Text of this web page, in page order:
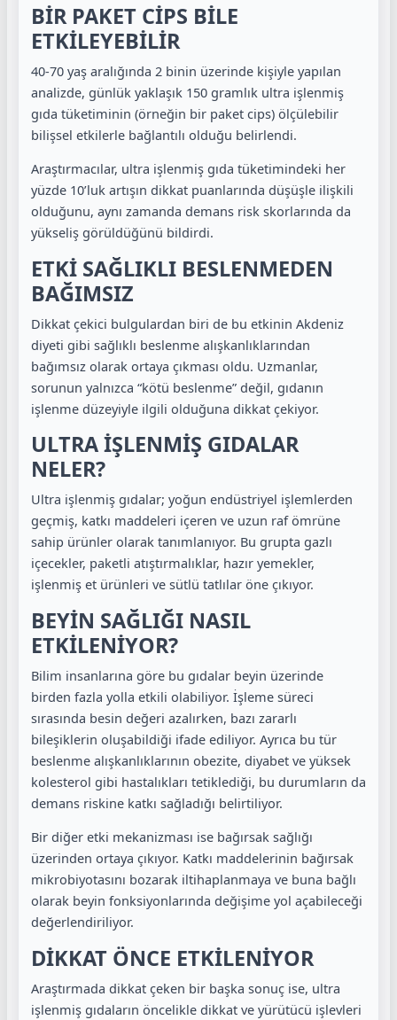
BİR PAKET CİPS BİLE
ETKİLEYEBİLİR
40-70 yaş aralığında 2 binin üzerinde kişiyle yapılan
analizde, günlük yaklaşık 150 gramlık ultra işlenmiş
gıda tüketiminin (örneğin bir paket cips) ölçülebilir
bilişsel etkilerle bağlantılı olduğu belirlendi.
Araştırmacılar, ultra işlenmiş gıda tüketimindeki her
yüzde 10’luk artışın dikkat puanlarında düşüşle ilişkili
olduğunu, aynı zamanda demans risk skorlarında da
yükseliş görüldüğünü bildirdi.
ETKİ SAĞLIKLI BESLENMEDEN
BAĞIMSIZ
Dikkat çekici bulgulardan biri de bu etkinin Akdeniz
diyeti gibi sağlıklı beslenme alışkanlıklarından
bağımsız olarak ortaya çıkması oldu. Uzmanlar,
sorunun yalnızca “kötü beslenme” değil, gıdanın
işlenme düzeyiyle ilgili olduğuna dikkat çekiyor.
ULTRA İŞLENMİŞ GIDALAR
NELER?
Ultra işlenmiş gıdalar; yoğun endüstriyel işlemlerden
geçmiş, katkı maddeleri içeren ve uzun raf ömrüne
sahip ürünler olarak tanımlanıyor. Bu grupta gazlı
içecekler, paketli atıştırmalıklar, hazır yemekler,
işlenmiş et ürünleri ve sütlü tatlılar öne çıkıyor.
BEYİN SAĞLIĞI NASIL
ETKİLENİYOR?
Bilim insanlarına göre bu gıdalar beyin üzerinde
birden fazla yolla etkili olabiliyor. İşleme süreci
sırasında besin değeri azalırken, bazı zararlı
bileşiklerin oluşabildiği ifade ediliyor. Ayrıca bu tür
beslenme alışkanlıklarının obezite, diyabet ve yüksek
kolesterol gibi hastalıkları tetiklediği, bu durumların da
demans riskine katkı sağladığı belirtiliyor.
Bir diğer etki mekanizması ise bağırsak sağlığı
üzerinden ortaya çıkıyor. Katkı maddelerinin bağırsak
mikrobiyotasını bozarak iltihaplanmaya ve buna bağlı
olarak beyin fonksiyonlarında değişime yol açabileceği
değerlendiriliyor.
DİKKAT ÖNCE ETKİLENİYOR
Araştırmada dikkat çeken bir başka sonuç ise, ultra
işlenmiş gıdaların öncelikle dikkat ve yürütücü işlevleri